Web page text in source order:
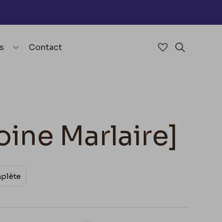
Contact Accéder à
Marlaire]